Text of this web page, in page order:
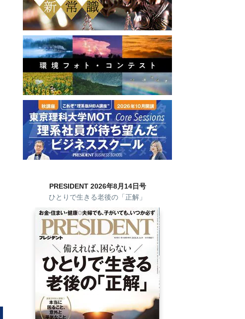
PRESIDENT 2026年8月14日号
ひとりで生きる老後の「正解」